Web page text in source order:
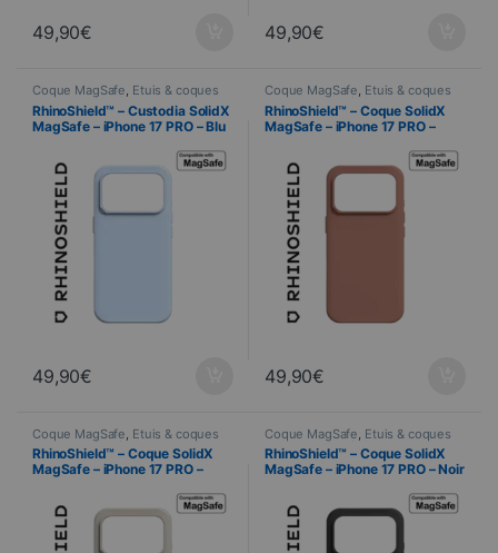
49,90€ 49,90€
Coque MagSafe, Étuis & coques
smartphones, Cellulare
RhinoShield,Telefonia
RhinoShield™ – Custodia SolidX
MagSafe – iPhone 17 PRO – Blu
49,90€
Coque MagSafe, Étuis & coques
smartphones, Cellulare
RhinoShield,Telefonia
RhinoShield™ – Coque SolidX
MagSafe – iPhone 17 PRO –
49,90€
Coque MagSafe Étuis & coques
smartphones, Cellulare
RhinoShield,Telefonia
RhinoShield™ – Coque SolidX
MagSafe – iPhone 17 PRO –
Coque MagSafe Étuis & coques
smartphones, Cellulare
RhinoShield,Telefonia
RhinoShield™ – Coque SolidX
MagSafe – iPhone 17 PRO – Noir